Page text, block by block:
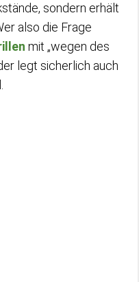
sondern erhält
also die Frage
mit „wegen des
legt sicherlich auch